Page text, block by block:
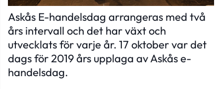
Askås E-handelsdag arrangeras med två
års intervall och det har växt och
utvecklats för varje år. 17 oktober var det
dags för 2019 års upplaga av Askås e-
handelsdag.